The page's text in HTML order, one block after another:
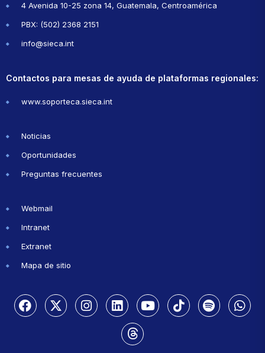
4 Avenida 10-25 zona 14, Guatemala, Centroamérica
PBX: (502) 2368 2151
info@sieca.int
Contactos para mesas de ayuda de plataformas regionales:
www.soporteca.sieca.int
Noticias
Oportunidades
Preguntas frecuentes
Webmail
Intranet
Extranet
Mapa de sitio